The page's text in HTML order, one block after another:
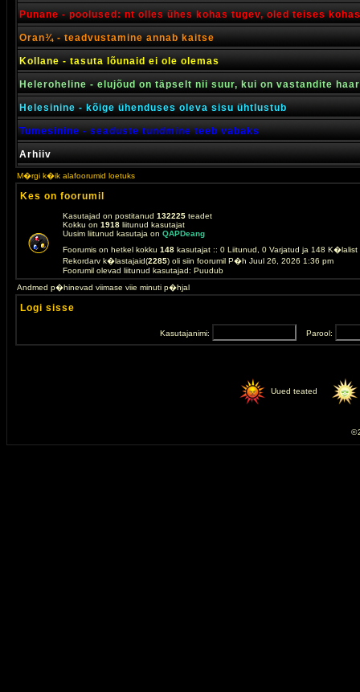
Punane - poolused: nt olles ühes kohas tugev, oled teises
Oran¾ - teadvustamine annab kaitse
Kollane - tasuta lõunaid ei ole olemas
Heleroheline - elujõud on täpselt nii suur, kui on vastandite
Helesinine - kõige ühenduses oleva sisu ühtlustub
Tumesinine - seaduste tundmine teeb vabaks
Arhiiv
M�rgi k�ik alafoorumid loetuks
Kes on foorumil
Kasutajad on postitanud 132225 teadet
Kokku on 1918 liitunud kasutajat
Uusim liitunud kasutaja on QAPDeang
Foorumis on hetkel kokku 148 kasutajat :: 0 Liitunud, 0 Varjatud ja 148
Rekordarv k�lastajaid(2285) oli siin foorumil P�h Juul 26, 2026 1:36 pm
Foorumil olevad liitunud kasutajad: Puudub
Andmed p�hinevad viimase viie minuti p�hjal
Logi sisse
Kasutajanimi: Parool:
Uued teated
©